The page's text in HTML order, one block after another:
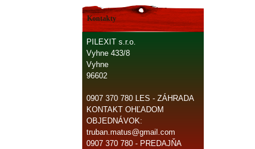
Kontakty
PILEXIT s.r.o.
Vyhne 433/8
Vyhne
96602
0907 370 780 LES - ZÁHRADA
KONTAKT OHĽADOM
OBJEDNÁVOK:
truban.matus@gmail.com
0907 370 780 - PREDAJŇA